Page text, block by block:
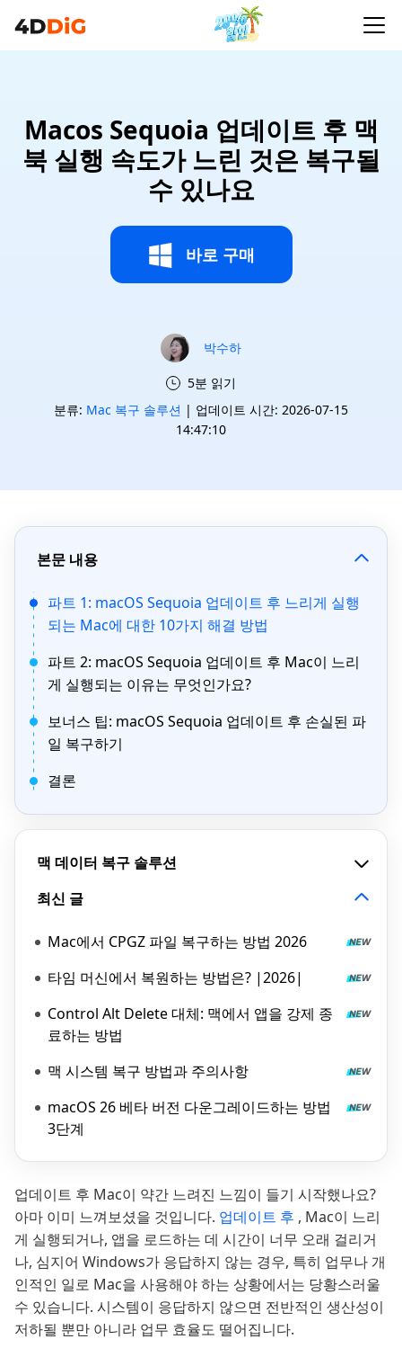
Macos Sequoia 업데이트 후 맥
북 실행 속도가 느린 것은 복구될
수 있나요
바로 구매
박수하
5분 읽기
분류: Mac 복구 솔루션 | 업데이트 시간: 2026-07-15
14:47:10
본문 내용
파트 1: macOS Sequoia 업데이트 후 느리게 실행
되는 Mac에 대한 10가지 해결 방법
파트 2: macOS Sequoia 업데이트 후 Mac이 느리
게 실행되는 이유는 무엇인가요?
보너스 팁: macOS Sequoia 업데이트 후 손실된 파
일 복구하기
결론
맥 데이터 복구 솔루션
최신 글
Mac에서 CPGZ 파일 복구하는 방법 2026
타임 머신에서 복원하는 방법은? |2026|
Control Alt Delete 대체: 맥에서 앱을 강제 종
료하는 방법
맥 시스템 복구 방법과 주의사항
macOS 26 베타 버전 다운그레이드하는 방법
3단계
업데이트 후 Mac이 약간 느려진 느낌이 들기 시작했나요?
아마 이미 느껴보셨을 것입니다. 업데이트 후 , Mac이 느리
게 실행되거나, 앱을 로드하는 데 시간이 너무 오래 걸리거
나, 심지어 Windows가 응답하지 않는 경우, 특히 업무나 개
인적인 일로 Mac을 사용해야 하는 상황에서는 당황스러울
수 있습니다. 시스템이 응답하지 않으면 전반적인 생산성이
저하될 뿐만 아니라 업무 효율도 떨어집니다.